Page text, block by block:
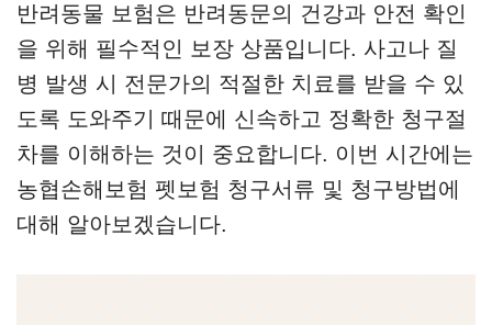
반려동물 보험은 반려동문의 건강과 안전 확인
을 위해 필수적인 보장 상품입니다. 사고나 질
병 발생 시 전문가의 적절한 치료를 받을 수 있
도록 도와주기 때문에 신속하고 정확한 청구절
차를 이해하는 것이 중요합니다. 이번 시간에는
농협손해보험 펫보험 청구서류 및 청구방법에
대해 알아보겠습니다.